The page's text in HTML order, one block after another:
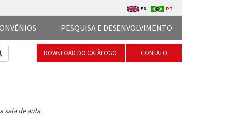
EN PT
PESQUISA E DESENVOLVIMENTO
DOWNLOAD DO CATÀLOGO CONTATO
sala de aula